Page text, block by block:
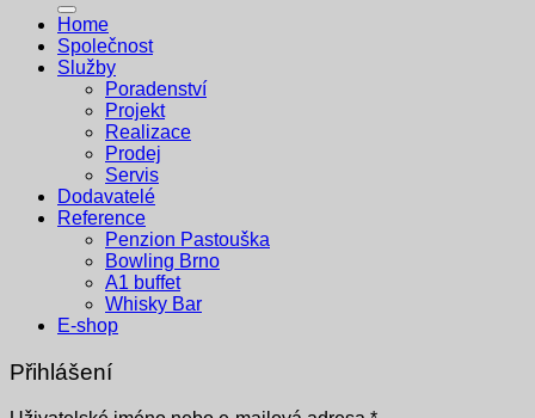
Home
Společnost
Služby
Poradenství
Projekt
Realizace
Prodej
Servis
Dodavatelé
Reference
Penzion Pastouška
Bowling Brno
A1 buffet
Whisky Bar
E-shop
Přihlášení